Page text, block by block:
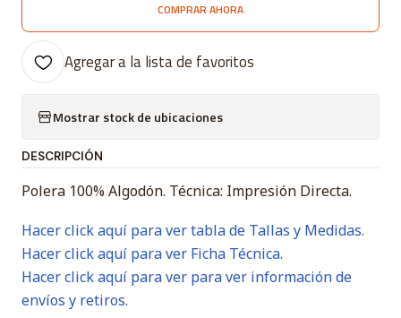
COMPRAR AHORA
Agregar a la lista de favoritos
Mostrar stock de ubicaciones
DESCRIPCIÓN
Polera 100% Algodón. Técnica: Impresión Directa.
Hacer click aquí para ver tabla de Tallas y Medidas.
Hacer click aquí para ver Ficha Técnica.
Hacer click aquí para ver para ver información de
envíos y retiros.